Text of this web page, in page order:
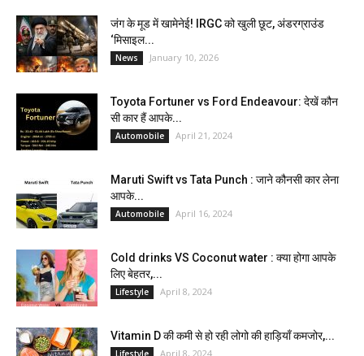
जंग के मूड में खामेनेई! IRGC को खुली छूट, अंडरग्राउंड
‘मिसाइल...
News January 10, 2026
Toyota Fortuner vs Ford Endeavour: देखें कौन
सी कार हैं आपके...
Automobile April 21, 2024
Maruti Swift vs Tata Punch : जाने कौनसी कार लेना
आपके...
Automobile April 16, 2024
Cold drinks VS Coconut water : क्या होगा आपके
लिए बेहतर,...
Lifestyle April 8, 2024
Vitamin D की कमी से हो रही लोगो की हाड़ियाँ कमजोर,...
Lifestyle April 8, 2024